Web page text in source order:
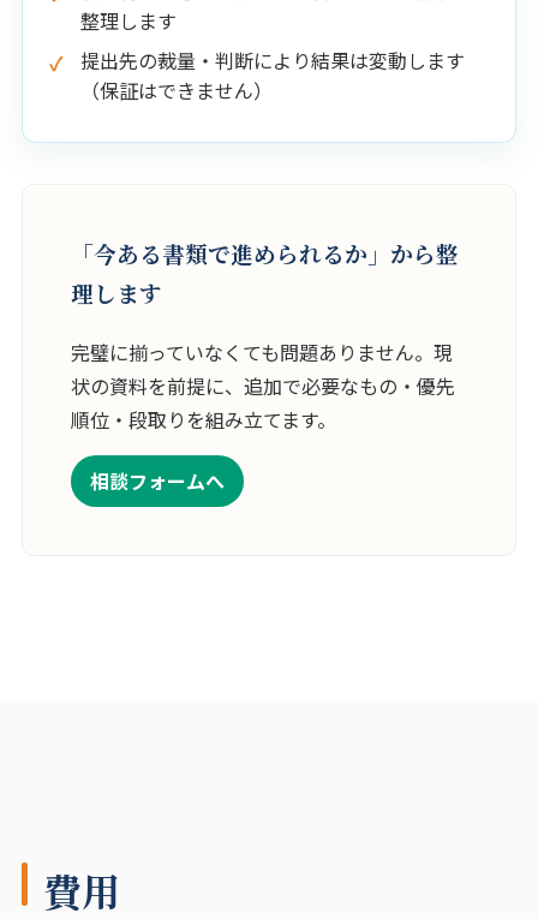
整理します
提出先の裁量・判断により結果は変動します
（保証はできません）
「今ある書類で進められるか」から整
理します
完璧に揃っていなくても問題ありません。現
状の資料を前提に、追加で必要なもの・優先
順位・段取りを組み立てます。
相談フォームへ
費用